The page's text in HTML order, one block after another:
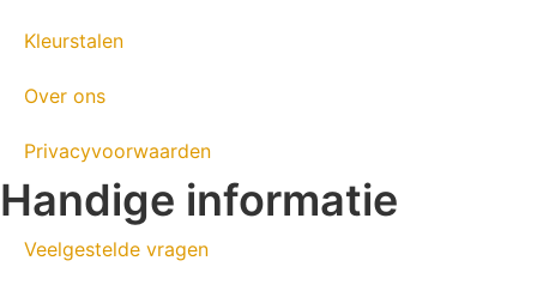
Kleurstalen
Over ons
Privacyvoorwaarden
Handige informatie
Veelgestelde vragen